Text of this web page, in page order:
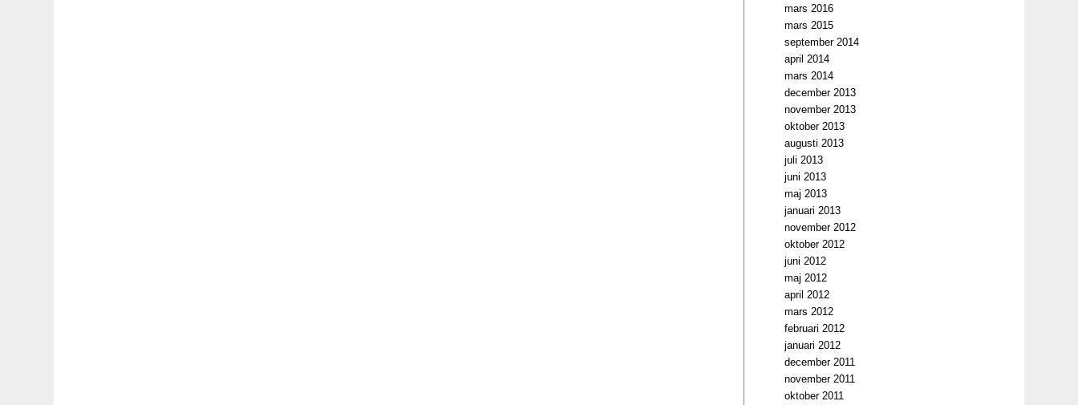
mars 2016
mars 2015
september 2014
april 2014
mars 2014
december 2013
november 2013
oktober 2013
augusti 2013
juli 2013
juni 2013
maj 2013
januari 2013
november 2012
oktober 2012
juni 2012
maj 2012
april 2012
mars 2012
februari 2012
januari 2012
december 2011
november 2011
oktober 2011